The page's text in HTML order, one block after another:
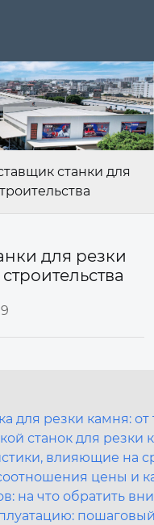
станки для
для резки
для резки камня:
станок для
влияющие на
цены и
на что обратить